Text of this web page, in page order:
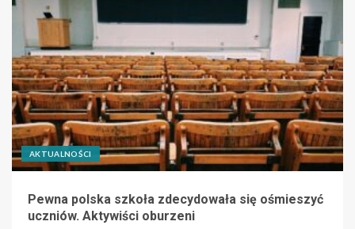
AKTUALNOŚCI
Pewna polska szkoła zdecydowała się ośmieszyć
uczniów. Aktywiści oburzeni